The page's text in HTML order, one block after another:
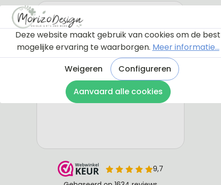
Deze website maakt gebruik van cookies om de best
mogelijke ervaring te waarborgen. Meer informatie...
Weigeren
Configureren
Aanvaard alle cookies